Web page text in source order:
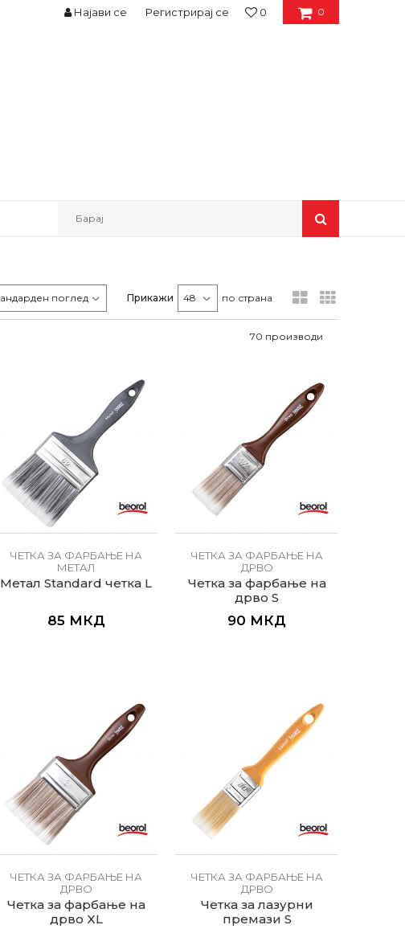
0
0
Најави се Регистрирај се
Барај
Прикажи по страна
70 производи
ЧЕТКА ЗА ФАРБАЊЕ НА
МЕТАЛ
Метал Standard четка L
85 МКД
ЧЕТКА ЗА ФАРБАЊЕ НА
ДРВО
Четка за фарбање на
дрво S
90 МКД
ЧЕТКА ЗА ФАРБАЊЕ НА
ДРВО
Четка за фарбање на
дрво XL
ЧЕТКА ЗА ФАРБАЊЕ НА
ДРВО
Четка за лазурни
премази S